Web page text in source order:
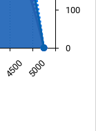
4500 5000
0
100